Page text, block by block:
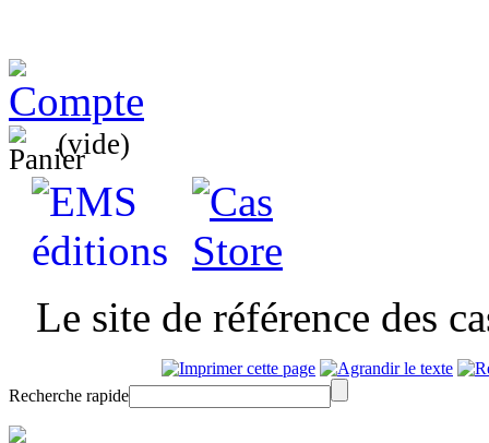
(vide)
Le site de référence des
Recherche rapide